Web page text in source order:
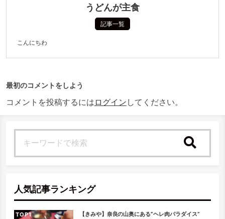
うどんが主食
記事一覧
こんにちわ
最初のコメントをしよう
コメントを投稿するには ログイン してください。
人気記事ランキング
TOP 【きみや】奈良の山奥にある”ヘレ肉パラダイス”